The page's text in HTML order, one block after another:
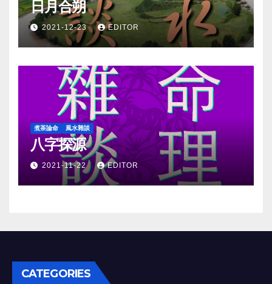
日月合朔
2021-12-23 EDITOR
煮茶論命 風水雜談
八字探源
2021-11-22 EDITOR
CATEGORIES